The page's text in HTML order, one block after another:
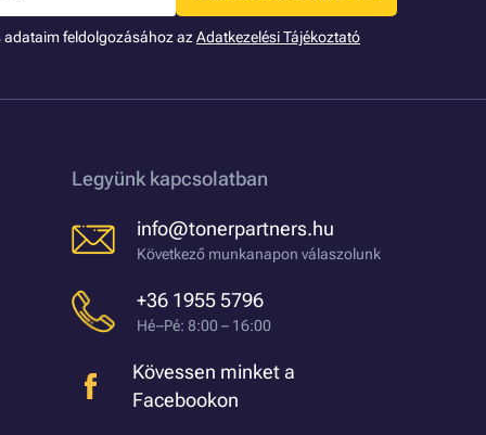
adataim feldolgozásához azAdatkezelési Tájékoztató
Legyünk kapcsolatban
info@tonerpartners.hu
Következő munkanapon válaszolunk
+36 1955 5796
Hé–Pé: 8:00 – 16:00
Kövessen minket a
Facebookon